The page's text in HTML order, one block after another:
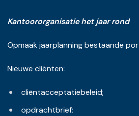
Kantoororganisatie het jaar rond
Opmaak jaarplanning bestaande
Nieuwe cliënten:
cliëntacceptatiebeleid;
opdrachtbrief;